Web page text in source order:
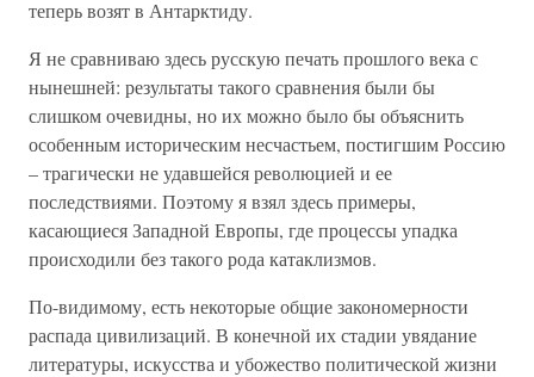
теперь возят в Антарктиду.
Я не сравниваю здесь русскую печать прошлого века с
нынешней: результаты такого сравнения были бы
слишком очевидны, но их можно было бы объяснить
особенным историческим несчастьем, постигшим Россию
– трагически не удавшейся революцией и ее
последствиями. Поэтому я взял здесь примеры,
касающиеся Западной Европы, где процессы упадка
происходили без такого рода катаклизмов.
По-видимому, есть некоторые общие закономерности
распада цивилизаций. В конечной их стадии увядание
литературы, искусства и убожество политической жизни